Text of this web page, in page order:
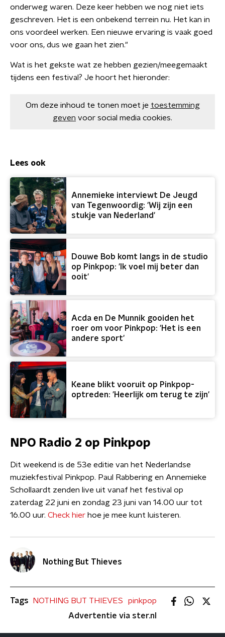
onderweg waren. Deze keer hebben we nog niet iets
geschreven. Het is een onbekend terrein nu. Het kan in
ons voordeel werken. Een nieuwe ervaring is vaak goed
voor ons, dus we gaan het zien."
Wat is het gekste wat ze hebben gezien/meegemaakt
tijdens een festival? Je hoort het hieronder:
Om deze inhoud te tonen moet je toestemming
geven voor social media cookies.
Lees ook
Annemieke interviewt De Jeugd
van Tegenwoordig: 'Wij zijn een
stukje van Nederland'
Douwe Bob komt langs in de studio
op Pinkpop: 'Ik voel mij beter dan
ooit'
Acda en De Munnik gooiden het
roer om voor Pinkpop: 'Het is een
andere sport'
Keane blikt vooruit op Pinkpop-
optreden: 'Heerlijk om terug te zijn'
NPO Radio 2 op Pinkpop
Dit weekend is de 53e editie van het Nederlandse
muziekfestival Pinkpop. Paul Rabbering en Annemieke
Schollaardt zenden live uit vanaf het festival op
zaterdag 22 juni en zondag 23 juni van 14.00 uur tot
16.00 uur. Check hier hoe je mee kunt luisteren.
Nothing But Thieves
Tags NOTHING BUT THIEVES
pinkpop
Advertentie via ster.nl